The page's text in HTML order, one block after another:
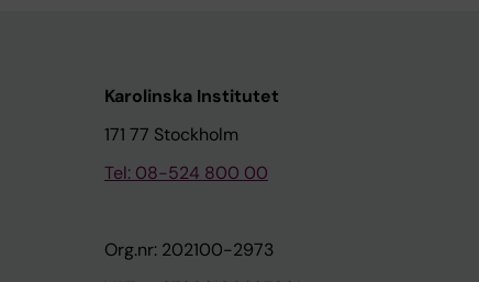
Karolinska Institutet
171 77 Stockholm
Tel: 08-524 800 00
Org.nr: 202100-2973